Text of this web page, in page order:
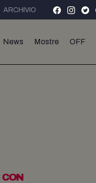
ARCHIVIO
News Mostre OFF
CON